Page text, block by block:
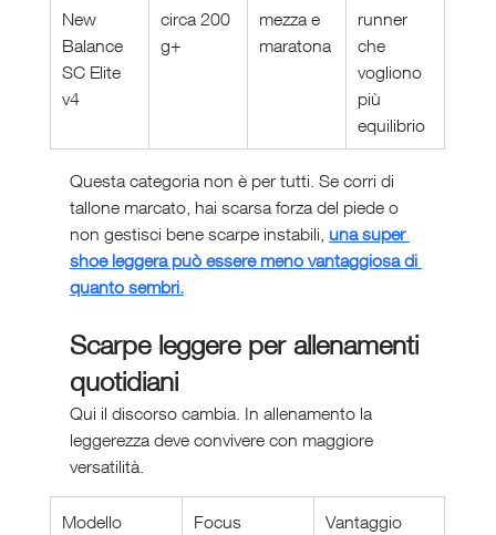
New
Balance
SC Elite
v4
circa 200
g+
mezza e
maratona
runner
che
vogliono
più
equilibrio
Questa categoria non è per tutti. Se corri di
tallone marcato, hai scarsa forza del piede o
non gestisci bene scarpe instabili, una super
shoe leggera può essere meno vantaggiosa di
quanto sembri.
Scarpe leggere per allenamenti
quotidiani
Qui il discorso cambia. In allenamento la
leggerezza deve convivere con maggiore
versatilità.
Modello
Focus
Vantaggio